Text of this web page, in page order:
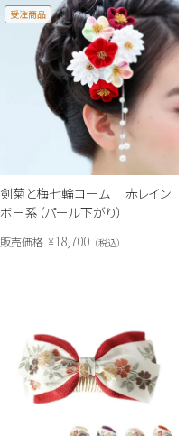
剣菊と梅七輪コーム 赤レイン
ボー系（パール下がり）
受注商品
販売価格 ¥18,700 税込